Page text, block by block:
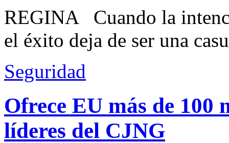
REGINA Cuando la
el éxito deja de ser una
Seguridad
Ofrece EU más de 100
líderes del CJNG